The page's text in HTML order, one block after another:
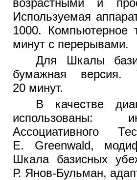
возрастными и
Используемая
1000. Компьютерное
минут с перерывами.
Для Шкалы
бумажная версия.
20 минут.
В качестве
использованы:
Ассоциативного
E. Greenwald,
Шкала базисных
Р. Янов-Бульман,